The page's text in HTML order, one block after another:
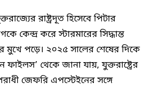
রাষ্ট্রদূত হিসেবে পিটার
কেন্দ্র করে স্টারমারের সিদ্ধান্ত
মুখে পড়ে। ২০২৫ সালের শেষের দিকে
ফাইলস’ থেকে জানা যায়, যুক্তরাষ্ট্রের
জেফরি এপস্টেইনের সঙ্গে